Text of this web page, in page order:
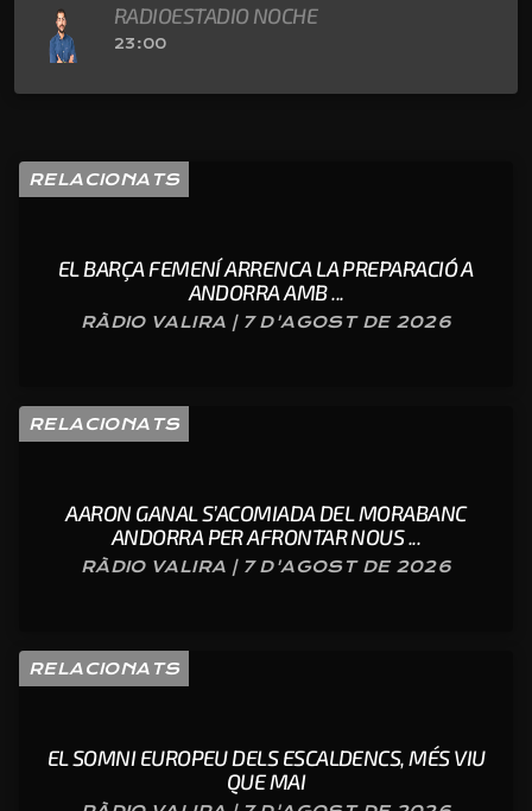
RADIOESTADIO NOCHE
23:00
RELACIONATS
EL BARÇA FEMENÍ ARRENCA LA PREPARACIÓ A
ANDORRA AMB ...
RÀDIO VALIRA | 7 D'AGOST DE 2026
RELACIONATS
AARON GANAL S’ACOMIADA DEL MORABANC
ANDORRA PER AFRONTAR NOUS ...
RÀDIO VALIRA | 7 D'AGOST DE 2026
RELACIONATS
EL SOMNI EUROPEU DELS ESCALDENCS, MÉS VIU
QUE MAI